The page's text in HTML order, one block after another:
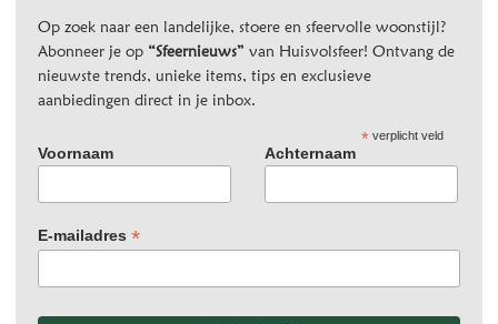
Op zoek naar een landelijke, stoere en sfeervolle woonstijl?
Abonneer je op “Sfeernieuws” van Huisvolsfeer! Ontvang de
nieuwste trends, unieke items, tips en exclusieve
aanbiedingen direct in je inbox.
*verplicht veld
Voornaam Achternaam
E-mailadres *